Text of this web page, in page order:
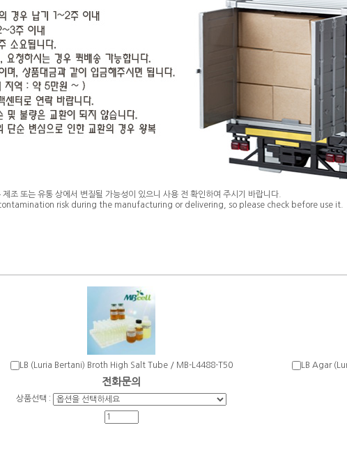
조 또는 유통 상에서 변질될 가능성이 있으니 사용 전 확인하여 주시기 바랍니다.
risk during the manufacturing or delivering, so please check before use it.
LB (Luria Bertani) Broth High Salt Tube / MB-L4488-T50
전화문의
상품선택 :
LB Agar